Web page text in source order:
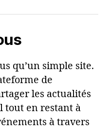
qu’un simple site.
de
les actualités
tout en restant à
à travers